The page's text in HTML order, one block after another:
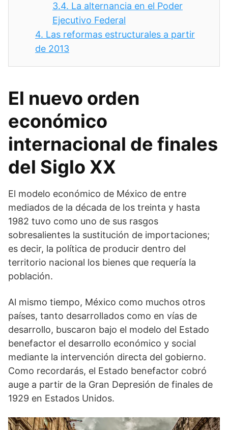
3.4. La alternancia en el Poder
Ejecutivo Federal
4. Las reformas estructurales a partir
de 2013
El nuevo orden
económico
internacional de finales
del Siglo XX
El modelo económico de México de entre
mediados de la década de los treinta y hasta
1982 tuvo como uno de sus rasgos
sobresalientes la sustitución de importaciones;
es decir, la política de producir dentro del
territorio nacional los bienes que requería la
población.
Al mismo tiempo, México como muchos otros
países, tanto desarrollados como en vías de
desarrollo, buscaron bajo el modelo del Estado
benefactor el desarrollo económico y social
mediante la intervención directa del gobierno.
Como recordarás, el Estado benefactor cobró
auge a partir de la Gran Depresión de finales de
1929 en Estados Unidos.